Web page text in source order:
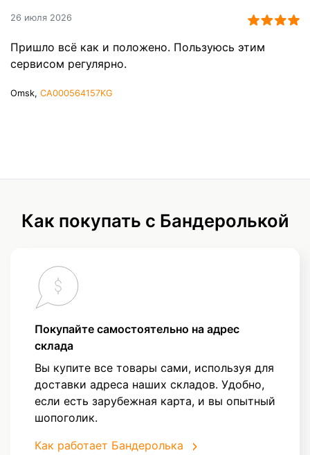
26 июля 2026
Пришло всё как и положено. Пользуюсь этим
сервисом регулярно.
Omsk, CA000564157KG
Как покупать с Бандеролькой
Покупайте самостоятельно на адрес
склада
Вы купите все товары сами, используя для
доставки адреса наших складов. Удобно,
если есть зарубежная карта, и вы опытный
шопоголик.
Как работает Бандеролька